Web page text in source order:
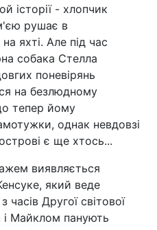
історії - хлопчик
рушає в
яхті. Але під час
собака Стелла
поневірянь
на безлюдному
тепер йому
однак невдовзі
є ще хтось...
виявляється
який веде
Другої світової
і Майклом панують